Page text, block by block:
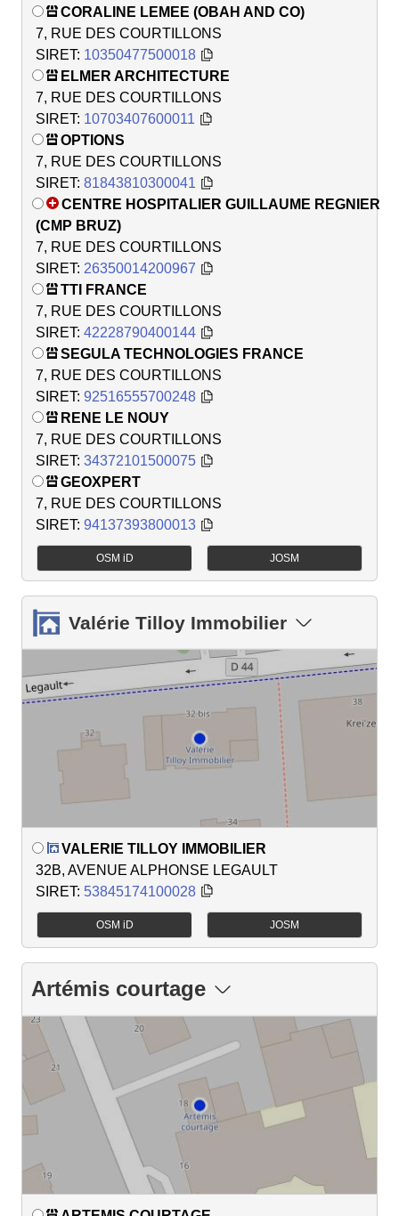
CORALINE LEMEE (OBAH AND CO)
7, RUE DES COURTILLONS
SIRET: 10350477500018
ELMER ARCHITECTURE
7, RUE DES COURTILLONS
SIRET: 10703407600011
OPTIONS
7, RUE DES COURTILLONS
SIRET: 81843810300041
CENTRE HOSPITALIER GUILLAUME REGNIER
(CMP BRUZ)
7, RUE DES COURTILLONS
SIRET: 26350014200967
TTI FRANCE
7, RUE DES COURTILLONS
SIRET: 42228790400144
SEGULA TECHNOLOGIES FRANCE
7, RUE DES COURTILLONS
SIRET: 92516555700248
RENE LE NOUY
7, RUE DES COURTILLONS
SIRET: 34372101500075
GEOXPERT
7, RUE DES COURTILLONS
SIRET: 94137393800013
OSM iD JOSM
Valérie Tilloy Immobilier
VALERIE TILLOY IMMOBILIER
32B, AVENUE ALPHONSE LEGAULT
SIRET: 53845174100028
OSM iD JOSM
Artémis courtage